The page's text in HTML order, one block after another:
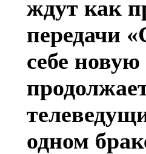
ждут как
передачи
себе
одном